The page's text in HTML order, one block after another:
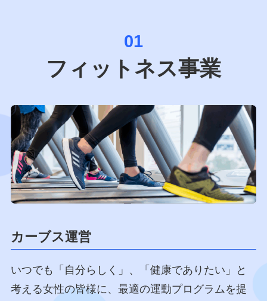
01
フィットネス事業
カーブス運営
いつでも「自分らしく」、「健康でありたい」と
考える女性の皆様に、最適の運動プログラムを提